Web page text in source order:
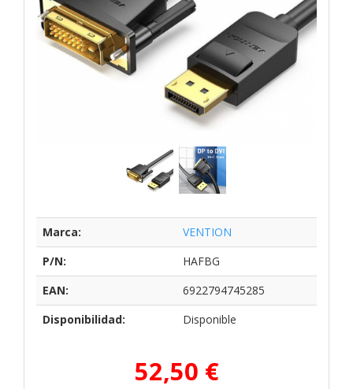
Marca:
VENTION
P/N:
HAFBG
EAN:
6922794745285
Disponibilidad:
Disponible
52,50 €